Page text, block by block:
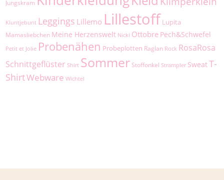
Jungskram
Kluntjebunt Leggings Lillemo Lillestoff Lupita
Mamasliebchen Meine Herzenswelt Nicki Ottobre Pech&Schwefel
Petit et Jolie Probenähen Probeplotten Raglan Rock RosaRosa
Schnittgeflüster Shirt Sommer Stoffonkel Strampler SweatT-
ShirtWebware Wichtel